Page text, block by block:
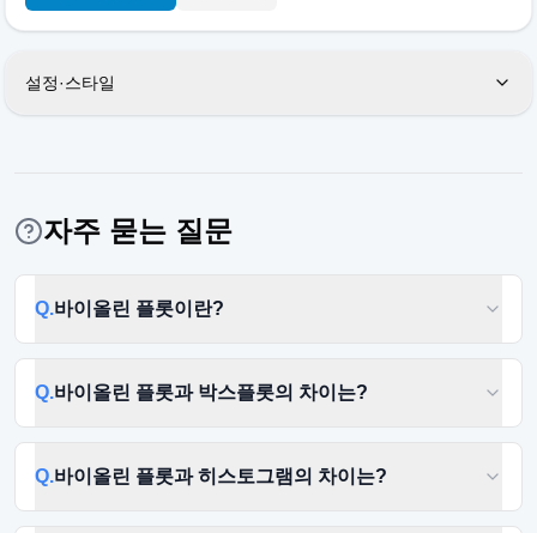
설정·스타일
자주 묻는 질문
Q.바이올린 플롯이란?
Q.바이올린 플롯과 박스플롯의 차이는?
Q.바이올린 플롯과 히스토그램의 차이는?